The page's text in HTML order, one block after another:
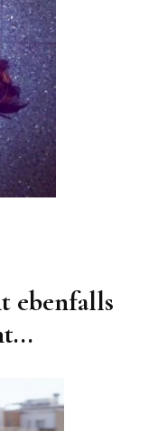
ebenfalls